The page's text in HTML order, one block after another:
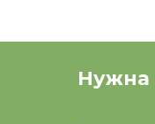
Нужна